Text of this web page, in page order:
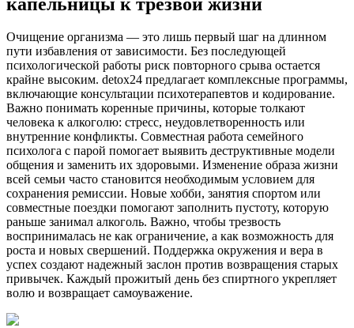
Очищение организма — это лишь первый шаг на длинном
пути избавления от зависимости. Без последующей
психологической работы риск повторного срыва остается
крайне высоким. detox24 предлагает комплексные программы,
включающие консультации психотерапевтов и кодирование.
Важно понимать коренные причины, которые толкают
человека к алкоголю: стресс, неудовлетворенность или
внутренние конфликты. Совместная работа семейного
психолога с парой помогает выявить деструктивные модели
общения и заменить их здоровыми. Изменение образа жизни
всей семьи часто становится необходимым условием для
сохранения ремиссии. Новые хобби, занятия спортом или
совместные поездки помогают заполнить пустоту, которую
раньше занимал алкоголь. Важно, чтобы трезвость
воспринималась не как ограничение, а как возможность для
роста и новых свершений. Поддержка окружения и вера в
успех создают надежный заслон против возвращения старых
привычек. Каждый прожитый день без спиртного укрепляет
волю и возвращает самоуважение.